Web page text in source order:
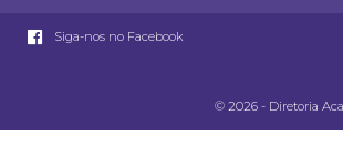
Siga-nos no Facebook
© 2026 - Diretoria